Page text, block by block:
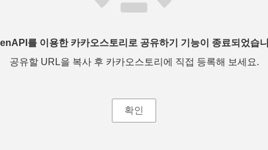
를 이용한 카카오스토리로 공유하기 기능이 종료되었습
공유할 URL을 복사 후 카카오스토리에 직접 등록해 보세요.
확인